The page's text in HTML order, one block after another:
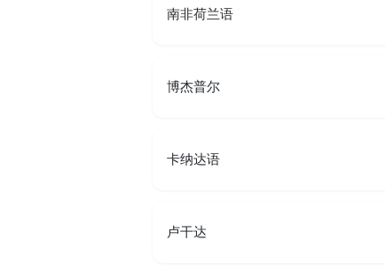
南非荷兰语
博杰普尔
卡纳达语
卢干达